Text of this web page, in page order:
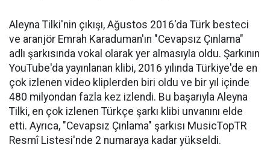
Aleyna Tilki'nin çıkışı, Ağustos 2016'da Türk besteci
ve aranjör Emrah Karaduman'ın "Cevapsız Çınlama"
adlı şarkısında vokal olarak yer almasıyla oldu. Şarkının
YouTube'da yayınlanan klibi, 2016 yılında Türkiye'de en
çok izlenen video kliplerden biri oldu ve bir yıl içinde
480 milyondan fazla kez izlendi. Bu başarıyla Aleyna
Tilki, en çok izlenen Türkçe şarkı klibi unvanını elde
etti. Ayrıca, "Cevapsız Çınlama" şarkısı MusicTopTR
Resmî Listesi'nde 2 numaraya kadar yükseldi.